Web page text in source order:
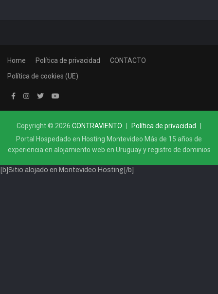
Home Política de privacidad
CONTACTO
Política de cookies (UE)
Copyright © 2026 CONTRAVIENTO
Política de privacidad
Portal Hospedado en Hosting Montevideo Más de 15 años de
experiencia en alojamiento web en Uruguay y registro de dominios
[b]Sitio alojado en Montevideo Hosting[/b]